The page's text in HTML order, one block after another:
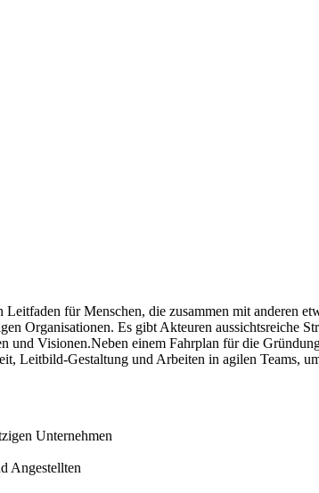
für Menschen, die zusammen mit anderen
Organisationen. Es gibt Akteuren aussichtsreiche
und Visionen.Neben einem Fahrplan für die
Leitbild-Gestaltung und Arbeiten in agilen Teams,
Unternehmen
Angestellten